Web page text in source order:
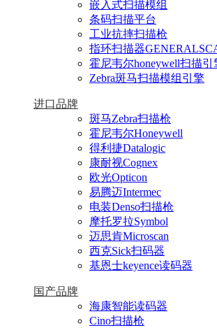
嵌入式扫描模组
条码扫描平台
工业抗摔扫描枪
指环扫描器
霍尼韦尔honeywell扫描引
Zebra斑马扫描模组引擎
进口品牌
斑马Zebra扫描枪
霍尼韦尔Honeywell
得利捷Datalogic
康耐视Cognex
欧光Opticon
易腾迈Intermec
电装Denso扫描枪
摩托罗拉Symbol
迈思肯Microscan
西克Sick扫码器
基恩士keyence读码器
国产品牌
海康智能读码器
Cino扫描枪